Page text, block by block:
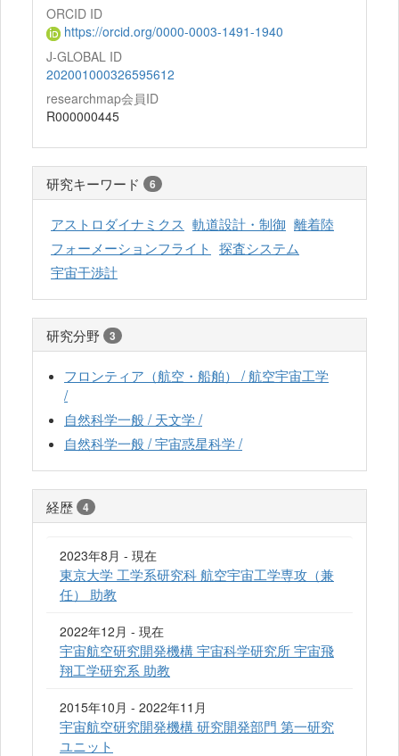
ORCID ID
https://orcid.org/0000-0003-1491-1940
J-GLOBAL ID
202001000326595612
researchmap会員ID
R000000445
研究キーワード 6
アストロダイナミクス 軌道設計・制御 離着陸
フォーメーションフライト 探査システム
宇宙干渉計
研究分野 3
フロンティア（航空・船舶） / 航空宇宙工学
/
自然科学一般 / 天文学 /
自然科学一般 / 宇宙惑星科学 /
経歴 4
2023年8月 - 現在
東京大学 工学系研究科 航空宇宙工学専攻（兼
任） 助教
2022年12月 - 現在
宇宙航空研究開発機構 宇宙科学研究所 宇宙飛
翔工学研究系 助教
2015年10月 - 2022年11月
宇宙航空研究開発機構 研究開発部門 第一研究
ユニット